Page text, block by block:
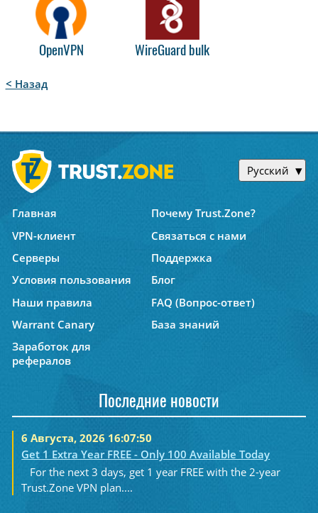
OpenVPN WireGuard bulk
< Назад
Русский
Главная
Почему Trust.Zone?
VPN-клиент
Связаться с нами
Серверы
Поддержка
Условия пользования
Блог
Наши правила
FAQ (Вопрос-ответ)
Warrant Canary
База знаний
Заработок для
рефералов
Последние новости
6 Августа, 2026 16:07:50
Get 1 Extra Year FREE - Only 100 Available Today
For the next 3 days, get 1 year FREE with the 2-year
Trust.Zone VPN plan....